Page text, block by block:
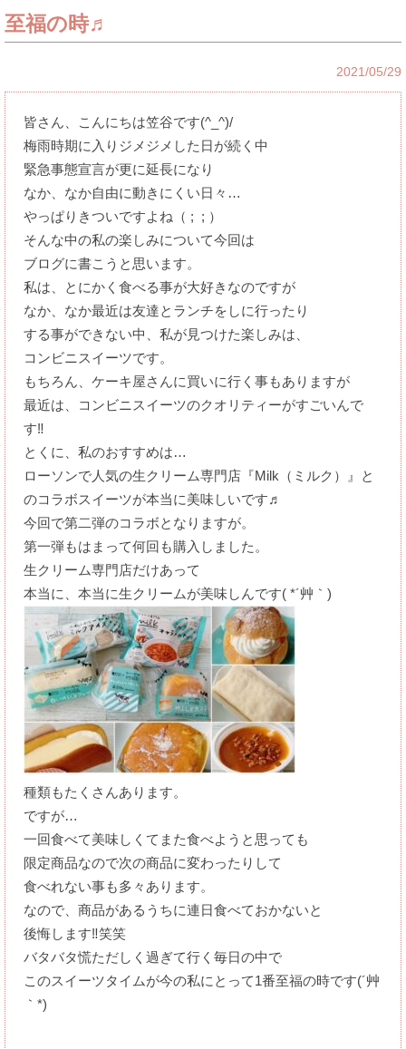
至福の時♬
2021/05/29
皆さん、こんにちは笠谷です(^_^)/
梅雨時期に入りジメジメした日が続く中
緊急事態宣言が更に延長になり
なか、なか自由に動きにくい日々…
やっぱりきついですよね（ ; ; ）
そんな中の私の楽しみについて今回は
ブログに書こうと思います。
私は、とにかく食べる事が大好きなのですが
なか、なか最近は友達とランチをしに行ったり
する事ができない中、私が見つけた楽しみは、
コンビニスイーツです。
もちろん、ケーキ屋さんに買いに行く事もありますが
最近は、コンビニスイーツのクオリティーがすごいんで
す‼
とくに、私のおすすめは…
ローソンで人気の生クリーム専門店『Milk（ミルク）』と
のコラボスイーツが本当に美味しいです♬
今回で第二弾のコラボとなりますが。
第一弾もはまって何回も購入しました。
生クリーム専門店だけあって
本当に、本当に生クリームが美味しんです( *´艸｀)
種類もたくさんあります。
ですが…
一回食べて美味しくてまた食べようと思っても
限定商品なので次の商品に変わったりして
食べれない事も多々あります。
なので、商品があるうちに連日食べておかないと
後悔します‼笑笑
バタバタ慌ただしく過ぎて行く毎日の中で
このスイーツタイムが今の私にとって1番至福の時です(´艸
｀*)